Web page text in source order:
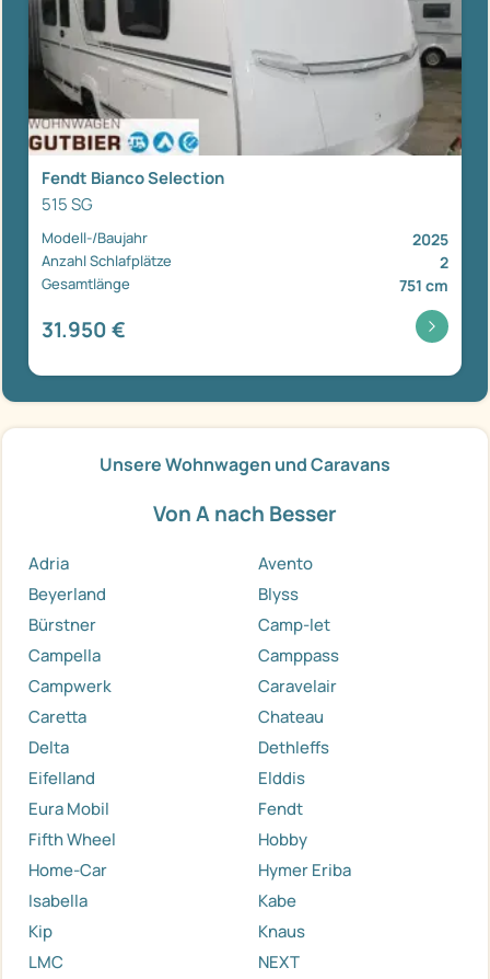
Fendt Bianco Selection
515 SG
Modell-/Baujahr 2025
Anzahl Schlafplätze 2
Gesamtlänge 751 cm
31.950 €
Unsere Wohnwagen und Caravans
Von A nach Besser
Adria
Avento
Beyerland
Blyss
Bürstner
Camp-let
Campella
Camppass
Campwerk
Caravelair
Caretta
Chateau
Delta
Dethleffs
Eifelland
Elddis
Eura Mobil
Fendt
Fifth Wheel
Hobby
Home-Car
Hymer Eriba
Isabella
Kabe
Kip
Knaus
LMC
NEXT